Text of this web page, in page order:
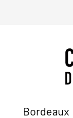
Bordeaux